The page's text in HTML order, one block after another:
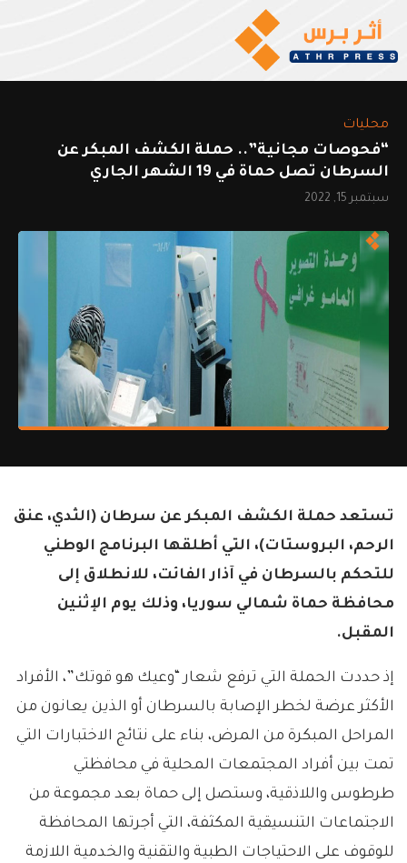
محليات
“فحوصات مجانية”.. حملة الكشف المبكر عن
السرطان تصل حماة في 19 الشهر الجاري
سبتمبر 15, 2022
تستعد حملة الكشف المبكر عن سرطان (الثدي، عنق
الرحم، البروستات)، التي أطلقها البرنامج الوطني
للتحكم بالسرطان في آذار الفائت، للانطلاق إلى
محافظة حماة شمالي سوريا، وذلك يوم الإثنين
المقبل.
إذ حددت الحملة التي ترفع شعار “وعيك هو قوتك”، الأفراد
الأكثر عرضة لخطر الإصابة بالسرطان أو الذين يعانون من
المراحل المبكرة من المرض، بناء على نتائج الاختبارات التي
تمت بين أفراد المجتمعات المحلية في محافظتي
طرطوس واللاذقية، وستصل إلى حماة بعد مجموعة من
الاجتماعات التنسيقية المكثفة، التي أجرتها المحافظة
للوقوف على الاحتياجات الطبية والتقنية والخدمية اللازمة